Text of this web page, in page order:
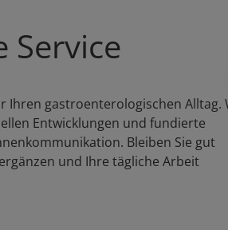
Service
Ihren gastroenterologischen Alltag.
Entwicklungen und fundierte
Bleiben Sie gut
und Ihre tägliche Arbeit